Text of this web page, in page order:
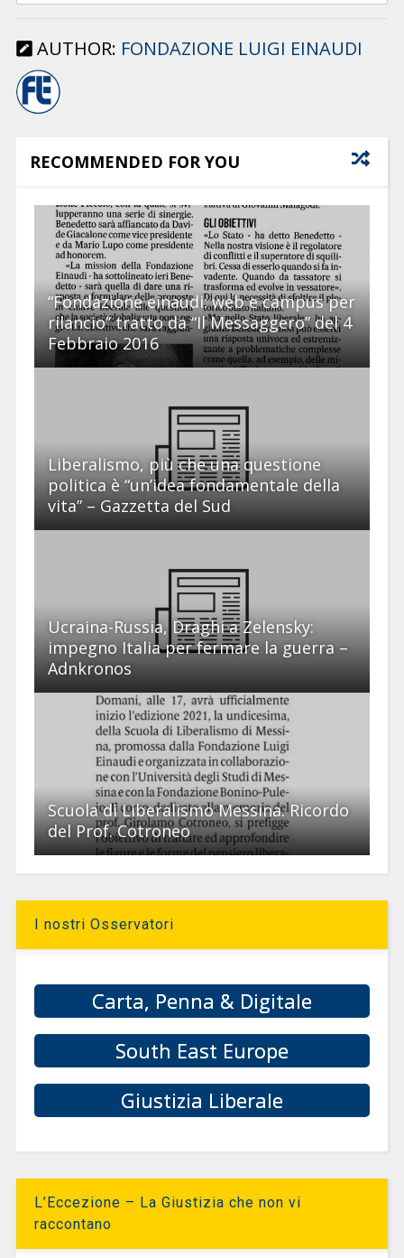
AUTHOR: FONDAZIONE LUIGI EINAUDI
RECOMMENDED FOR YOU
“Fondazione einaudi: web e campus per
rilancio” tratto da “Il Messaggero” del 4
Febbraio 2016
Liberalismo, più che una questione
politica è “un’idea fondamentale della
vita” – Gazzetta del Sud
Ucraina-Russia, Draghi a Zelensky:
impegno Italia per fermare la guerra –
Adnkronos
Scuola di Liberalismo Messina. Ricordo
del Prof. Cotroneo
I nostri Osservatori
Carta, Penna & Digitale
South East Europe
Giustizia Liberale
L’Eccezione – La Giustizia che non vi
raccontano